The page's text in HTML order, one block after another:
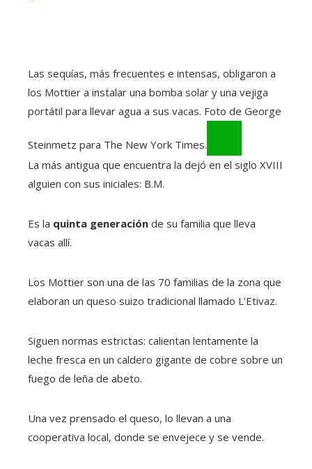
Las sequías, más frecuentes e intensas, obligaron a
los Mottier a instalar una bomba solar y una vejiga
portátil para llevar agua a sus vacas. Foto de George
Steinmetz para The New York Times.
La más antigua que encuentra la dejó en el siglo XVIII
alguien con sus iniciales: B.M.
Es la quinta generación de su familia que lleva
vacas allí.
Los Mottier son una de las 70 familias de la zona que
elaboran un queso suizo tradicional llamado L’Etivaz.
Siguen normas estrictas: calientan lentamente la
leche fresca en un caldero gigante de cobre sobre un
fuego de leña de abeto.
Una vez prensado el queso, lo llevan a una
cooperativa local, donde se envejece y se vende.